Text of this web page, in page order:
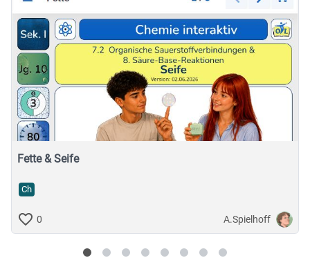
Fette & Seife
Ch
0 A.Spielhoff